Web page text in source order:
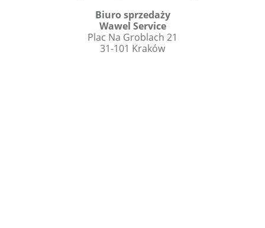
Biuro sprzedaży
Wawel Service
Plac Na Groblach 21
31-101 Kraków